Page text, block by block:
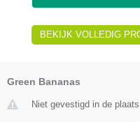
BEKIJK VOLLEDIG
Green Bananas
Niet gevestigd in de